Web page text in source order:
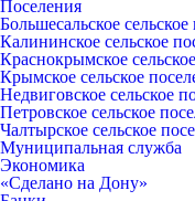
Поселения
Большесальское
Калининское сельское
Краснокрымское
Крымское сельское
Недвиговское сельское
Петровское сельское
Чалтырское сельское
Муниципальная служба
Экономика
«Сделано на Дону»